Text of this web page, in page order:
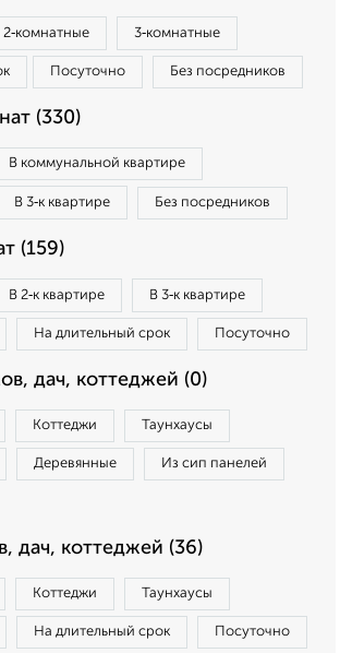
2‑комнатные 3‑комнатные
Посуточно Без посредников
(330)
В коммунальной квартире
В 3‑к квартире Без посредников
(159)
В 2‑к квартире В 3‑к квартире
На длительный срок Посуточно
дач, коттеджей (0)
Коттеджи Таунхаусы
Деревянные Из сип панелей
дач, коттеджей (36)
Коттеджи Таунхаусы
На длительный срок Посуточно